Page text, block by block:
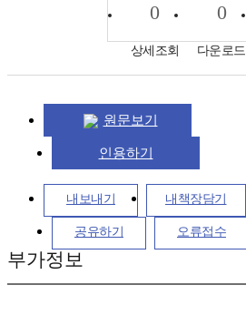
0
상세조회
0
다운로드
원문보기
인용하기
내보내기 내책장담기
공유하기 오류접수
부가정보